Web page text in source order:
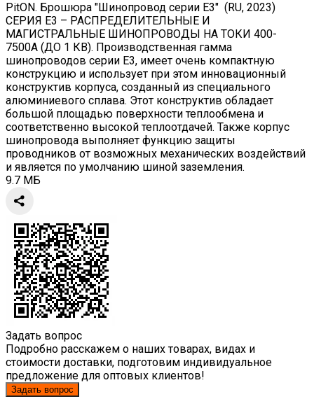
PitON. Брошюра "Шинопровод серии E3" (RU, 2023)
СЕРИЯ Е3 – РАСПРЕДЕЛИТЕЛЬНЫЕ И
МАГИСТРАЛЬНЫЕ ШИНОПРОВОДЫ НА ТОКИ 400-
7500А (ДО 1 КВ). Производственная гамма
шинопроводов серии Е3, имеет очень компактную
конструкцию и использует при этом инновационный
конструктив корпуса, созданный из специального
алюминиевого сплава. Этот конструктив обладает
большой площадью поверхности теплообмена и
соответственно высокой теплоотдачей. Также корпус
шинопровода выполняет функцию защиты
проводников от возможных механических воздействий
и является по умолчанию шиной заземления.
9.7 МБ
Задать вопрос
Подробно расскажем о наших товарах, видах и
стоимости доставки, подготовим индивидуальное
предложение для оптовых клиентов!
Задать вопрос